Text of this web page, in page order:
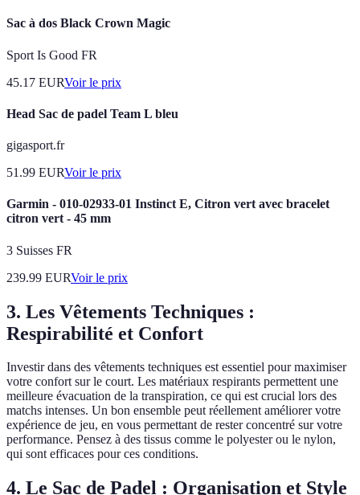
Sac à dos Black Crown Magic
Sport Is Good FR
45.17 EURVoir le prix
Head Sac de padel Team L bleu
gigasport.fr
51.99 EURVoir le prix
Garmin - 010-02933-01 Instinct E, Citron vert avec bracelet
citron vert - 45 mm
3 Suisses FR
239.99 EURVoir le prix
3. Les Vêtements Techniques :
Respirabilité et Confort
Investir dans des vêtements techniques est essentiel pour maximiser
votre confort sur le court. Les matériaux respirants permettent une
meilleure évacuation de la transpiration, ce qui est crucial lors des
matchs intenses. Un bon ensemble peut réellement améliorer votre
expérience de jeu, en vous permettant de rester concentré sur votre
performance. Pensez à des tissus comme le polyester ou le nylon,
qui sont efficaces pour ces conditions.
4. Le Sac de Padel : Organisation et Style